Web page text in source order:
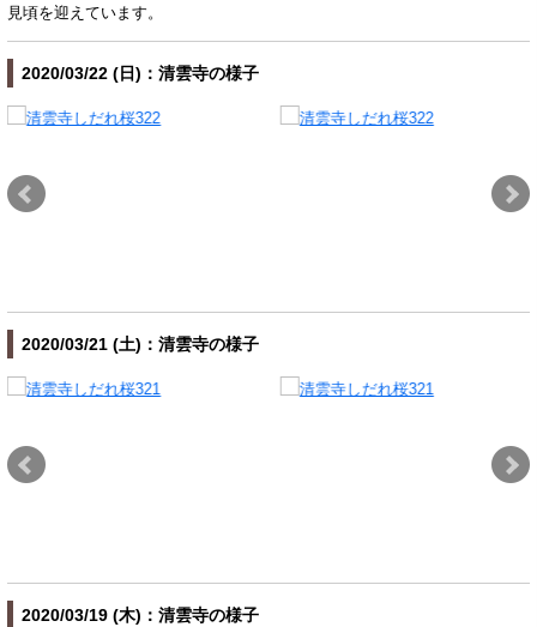
見頃を迎えています。
2020/03/22 (日)：清雲寺の様子
2020/03/21 (土)：清雲寺の様子
2020/03/19 (木)：清雲寺の様子